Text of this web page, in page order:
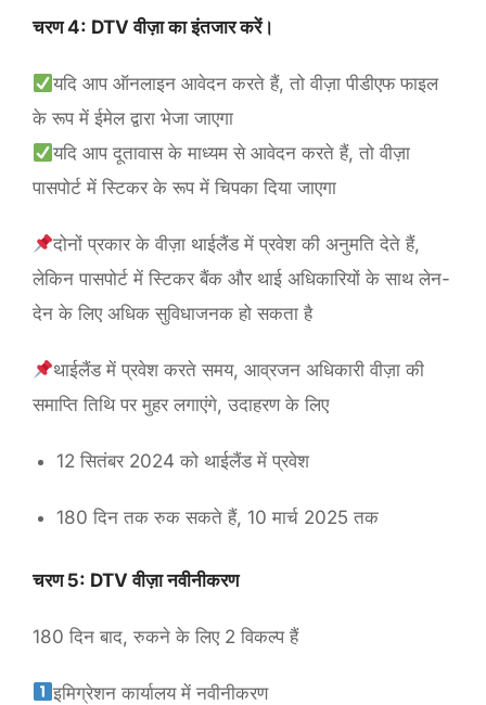
चरण 4: DTV वीज़ा का इंतजार करें।
यदि आप ऑनलाइन आवेदन करते हैं, तो वीज़ा पीडीएफ फाइल
के रूप में ईमेल द्वारा भेजा जाएगा
यदि आप दूतावास के माध्यम से आवेदन करते हैं, तो वीज़ा
पासपोर्ट में स्टिकर के रूप में चिपका दिया जाएगा
दोनों प्रकार के वीज़ा थाईलैंड में प्रवेश की अनुमति देते हैं,
लेकिन पासपोर्ट में स्टिकर बैंक और थाई अधिकारियों के साथ लेन-
देन के लिए अधिक सुविधाजनक हो सकता है
थाईलैंड में प्रवेश करते समय, आव्रजन अधिकारी वीज़ा की
समाप्ति तिथि पर मुहर लगाएंगे, उदाहरण के लिए
12 सितंबर 2024 को थाईलैंड में प्रवेश
180 दिन तक रुक सकते हैं, 10 मार्च 2025 तक
चरण 5: DTV वीज़ा नवीनीकरण
180 दिन बाद, रुकने के लिए 2 विकल्प हैं
इमिग्रेशन कार्यालय में नवीनीकरण